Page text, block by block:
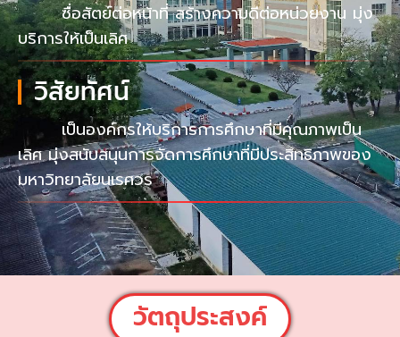
ซื่อสัตย์ต่อหน้าที่ สร้างความดีต่อหน่วยงาน มุ่ง
บริการให้เป็นเลิศ
วิสัยทัศน์
เป็นองค์กรให้บริการการศึกษาที่มีคุณภาพเป็น
เลิศ มุ่งสนับสนุนการจัดการศึกษาที่มีประสิทธิภาพของ
มหาวิทยาลัยนเรศวร
วัตถุประสงค์